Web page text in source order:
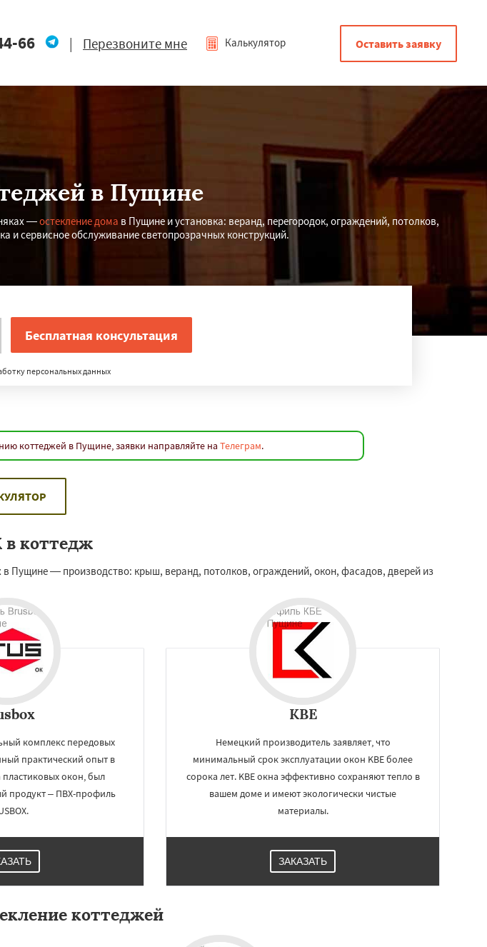
66 | Перезвоните мне Калькулятор Оставить заявку
в Пущине
—остекление дома в Пущине и установка: веранд, перегородок, ограждений, потолков,
сервисное обслуживание светопрозрачных конструкций.
персональных данных
коттеджей в Пущине, заявки направляйте на Телеграм.
коттедж
Пущине — производство: крыш, веранд, потолков, ограждений, окон, фасадов, дверей из
комплекс передовых
практический опыт в
окон, был
продукт – ПВХ-профиль
KBE
Немецкий производитель заявляет, что
минимальный срок эксплуатации окон KBE более
сорока лет. KBE окна эффективно сохраняют тепло в
вашем доме и имеют экологически чистые
материалы.
ЗАКАЗАТЬ
коттеджей